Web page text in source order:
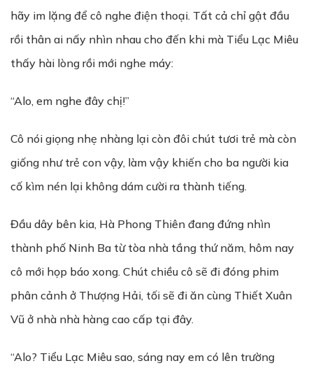
hãy im lặng để cô nghe điện thoại. Tất cả chỉ gật đầu
rồi thân ai nấy nhìn nhau cho đến khi mà Tiểu Lạc Miêu
thấy hài lòng rồi mới nghe máy:
“Alo, em nghe đây chị!”
Cô nói giọng nhẹ nhàng lại còn đôi chút tươi trẻ mà còn
giống như trẻ con vậy, làm vậy khiến cho ba người kia
cố kìm nén lại không dám cười ra thành tiếng.
Đầu dây bên kia, Hà Phong Thiên đang đứng nhìn
thành phố Ninh Ba từ tòa nhà tầng thứ năm, hôm nay
cô mới họp báo xong. Chút chiều cô sẽ đi đóng phim
phân cảnh ở Thượng Hải, tối sẽ đi ăn cùng Thiết Xuân
Vũ ở nhà nhà hàng cao cấp tại đây.
“Alo? Tiểu Lạc Miêu sao, sáng nay em có lên trường